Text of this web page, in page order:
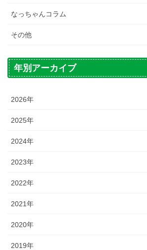
なっちゃんコラム
その他
年別アーカイブ
2026年
2025年
2024年
2023年
2022年
2021年
2020年
2019年